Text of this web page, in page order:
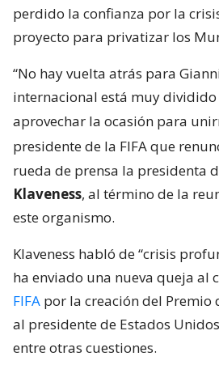
perdido la confianza por la
proyecto para privatizar los
“No hay vuelta atrás para
internacional está muy dividido
aprovechar la ocasión para
presidente de la FIFA que
rueda de prensa la presidenta
Klaveness, al término de la
este organismo.
Klaveness habló de “crisis
ha enviado una nueva queja al
FIFA por la creación del Premio
al presidente de Estados
entre otras cuestiones.